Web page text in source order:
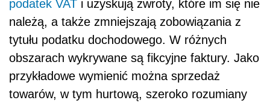
podatek VAT i uzyskują zwroty, które im się nie
należą, a także zmniejszają zobowiązania z
tytułu podatku dochodowego. W różnych
obszarach wykrywane są fikcyjne faktury. Jako
przykładowe wymienić można sprzedaż
towarów, w tym hurtową, szeroko rozumiany